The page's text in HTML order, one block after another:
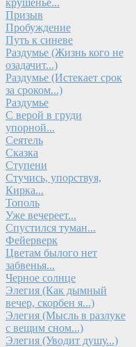
крушенье...
Призыв
Пробуждение
Путь к синеве
Раздумье (Жизнь кого не
озадачит...)
Раздумье (Истекает срок
за сроком...)
Раздумье
С верой в груди
упорной...
Сеятель
Сказка
Ступени
Стучись, упорствуя,
Кирка...
Тополь
Уже вечереет...
Спустился туман...
Фейерверк
Цветам былого нет
забвенья...
Черное солнце
Элегия (Как дымный
вечер, скорбен я...)
Элегия (Мысль в разлуке
с вещим сном...)
Элегия (Уводит душу...)